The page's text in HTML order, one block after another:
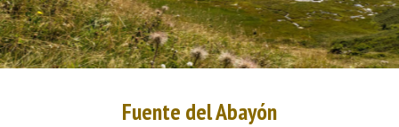
Fuente del Abayón